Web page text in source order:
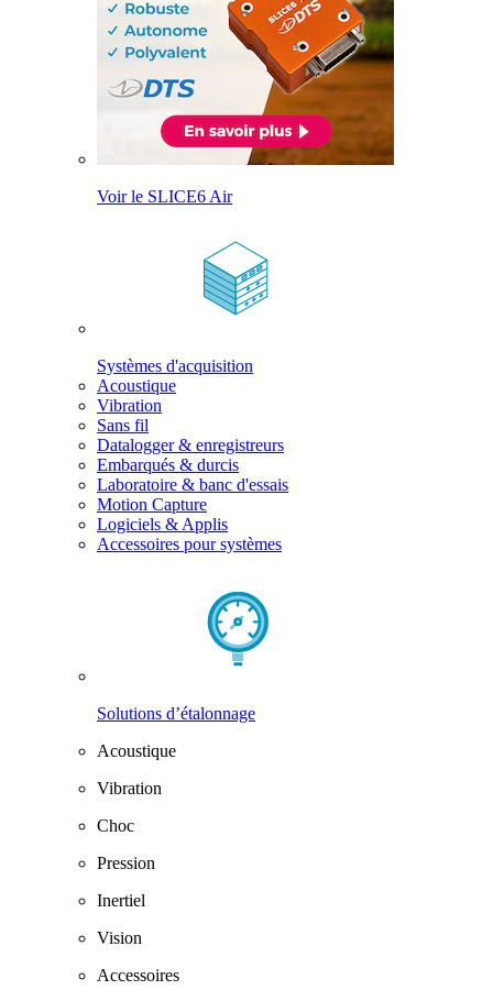
Voir le SLICE6 Air
Systèmes d'acquisition
Acoustique
Vibration
Sans fil
Datalogger & enregistreurs
Embarqués & durcis
Laboratoire & banc d'essais
Motion Capture
Logiciels & Applis
Accessoires pour systèmes
Solutions d’étalonnage
Acoustique
Vibration
Choc
Pression
Inertiel
Vision
Accessoires